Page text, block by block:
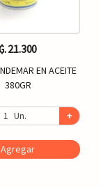
21.300
EN ACEITE
380GR
Un. +
Agregar